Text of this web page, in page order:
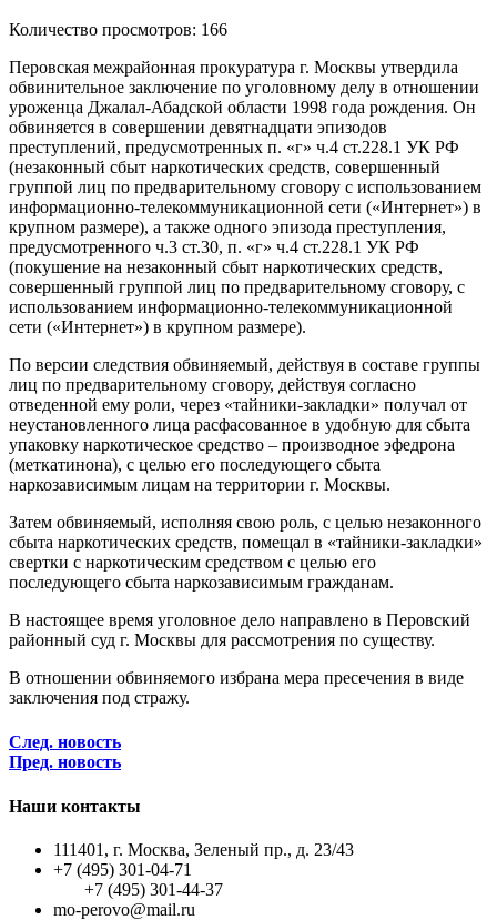
Количество просмотров: 166
Перовская межрайонная прокуратура г. Москвы утвердила
обвинительное заключение по уголовному делу в отношении
уроженца Джалал-Абадской области 1998 года рождения. Он
обвиняется в совершении девятнадцати эпизодов
преступлений, предусмотренных п. «г» ч.4 ст.228.1 УК РФ
(незаконный сбыт наркотических средств, совершенный
группой лиц по предварительному сговору с использованием
информационно-телекоммуникационной сети («Интернет») в
крупном размере), а также одного эпизода преступления,
предусмотренного ч.3 ст.30, п. «г» ч.4 ст.228.1 УК РФ
(покушение на незаконный сбыт наркотических средств,
совершенный группой лиц по предварительному сговору, с
использованием информационно-телекоммуникационной
сети («Интернет») в крупном размере).
По версии следствия обвиняемый, действуя в составе группы
лиц по предварительному сговору, действуя согласно
отведенной ему роли, через «тайники-закладки» получал от
неустановленного лица расфасованное в удобную для сбыта
упаковку наркотическое средство – производное эфедрона
(меткатинона), с целью его последующего сбыта
наркозависимым лицам на территории г. Москвы.
Затем обвиняемый, исполняя свою роль, с целью незаконного
сбыта наркотических средств, помещал в «тайники-закладки»
свертки с наркотическим средством с целью его
последующего сбыта наркозависимым гражданам.
В настоящее время уголовное дело направлено в Перовский
районный суд г. Москвы для рассмотрения по существу.
В отношении обвиняемого избрана мера пресечения в виде
заключения под стражу.
След. новость
Пред. новость
Наши контакты
111401, г. Москва, Зеленый пр., д. 23/43
+7 (495) 301-04-71
+7 (495) 301-44-37
mo-perovo@mail.ru